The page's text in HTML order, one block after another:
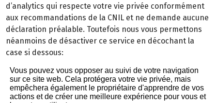
d’analytics qui respecte votre vie privée conformément
aux recommandations de la CNIL et ne demande aucune
déclaration préalable. Toutefois nous vous permettons
néanmoins de désactiver ce service en décochant la
case si dessous: